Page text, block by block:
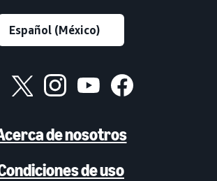
de nosotros
de uso